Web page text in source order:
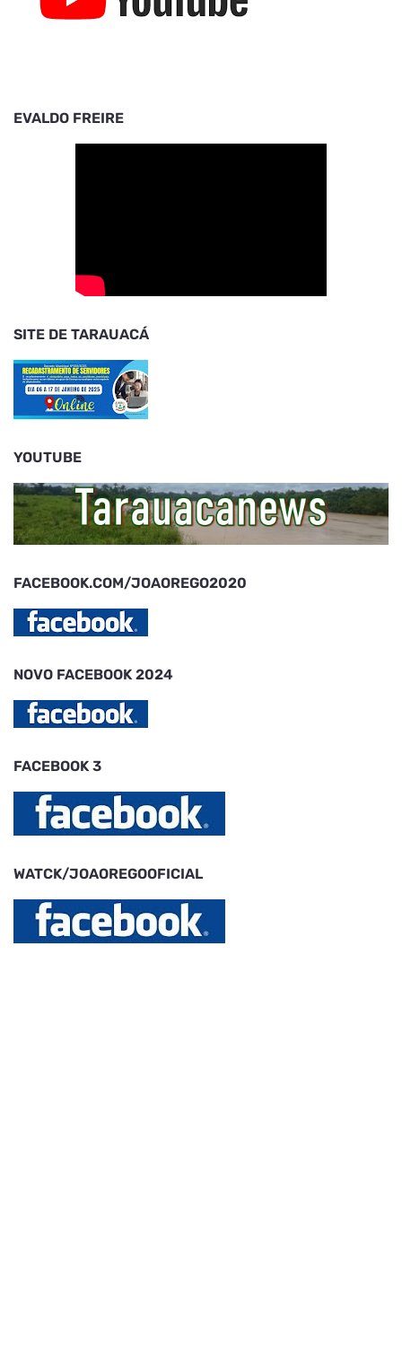
EVALDO FREIRE
SITE DE TARAUACÁ
YOUTUBE
FACEBOOK.COM/JOAOREGO2020
NOVO FACEBOOK 2024
FACEBOOK 3
WATCK/JOAOREGOOFICIAL